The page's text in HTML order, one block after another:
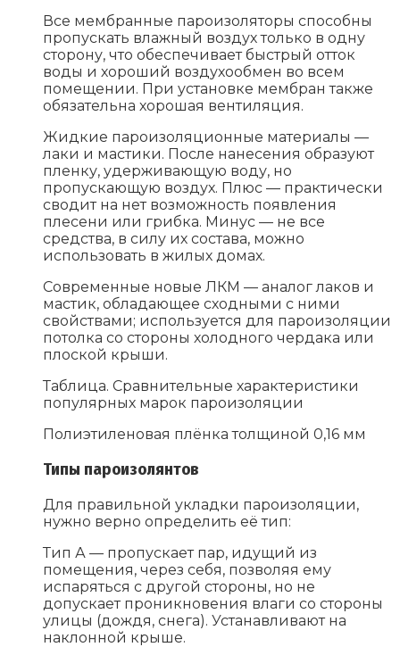
Все мембранные пароизоляторы способны
пропускать влажный воздух только в одну
сторону, что обеспечивает быстрый отток
воды и хороший воздухообмен во всем
помещении. При установке мембран также
обязательна хорошая вентиляция.
Жидкие пароизоляционные материалы —
лаки и мастики. После нанесения образуют
пленку, удерживающую воду, но
пропускающую воздух. Плюс — практически
сводит на нет возможность появления
плесени или грибка. Минус — не все
средства, в силу их состава, можно
использовать в жилых домах.
Современные новые ЛКМ — аналог лаков и
мастик, обладающее сходными с ними
свойствами; используется для пароизоляции
потолка со стороны холодного чердака или
плоской крыши.
Таблица. Сравнительные характеристики
популярных марок пароизоляции
Полиэтиленовая плёнка толщиной 0,16 мм
Типы пароизолянтов
Для правильной укладки пароизоляции,
нужно верно определить её тип:
Тип А — пропускает пар, идущий из
помещения, через себя, позволяя ему
испаряться с другой стороны, но не
допускает проникновения влаги со стороны
улицы (дождя, снега). Устанавливают на
наклонной крыше.